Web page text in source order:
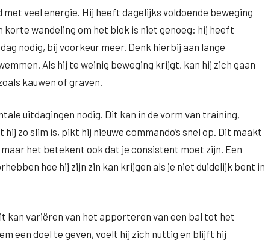
veel energie. Hij heeft dagelijks voldoende beweging
korte wandeling om het blok is niet genoeg: hij heeft
nodig, bij voorkeur meer. Denk hierbij aan lange
Als hij te weinig beweging krijgt, kan hij zich gaan
kauwen of graven.
uitdagingen nodig. Dit kan in de vorm van training,
zo slim is, pikt hij nieuwe commando’s snel op. Dit maakt
het betekent ook dat je consistent moet zijn. Een
hoe hij zijn zin kan krijgen als je niet duidelijk bent in
kan variëren van het apporteren van een bal tot het
een doel te geven, voelt hij zich nuttig en blijft hij